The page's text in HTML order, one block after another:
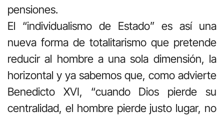
pensiones.
El “individualismo de Estado” es así una
nueva forma de totalitarismo que pretende
reducir al hombre a una sola dimensión, la
horizontal y ya sabemos que, como advierte
Benedicto XVI, “cuando Dios pierde su
centralidad, el hombre pierde justo lugar, no